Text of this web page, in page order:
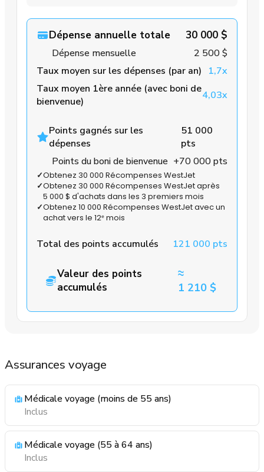
Dépense annuelle totale 30 000 $
Dépense mensuelle
2 500 $
Taux moyen sur les dépenses (par an)
1,7x
Taux moyen 1ère année (avec boni de
bienvenue)
4,03x
Points gagnés sur les
dépenses
51 000
pts
Points du boni de bienvenue +70 000 pts
✓Obtenez 30 000 Récompenses WestJet
✓Obtenez 30 000 Récompenses WestJet après
5 000 $ d'achats dans les 3 premiers mois
✓Obtenez 10 000 Récompenses WestJet avec un
achat vers le 12ᵉ mois
Total des points accumulés 121 000 pts
Valeur des points
accumulés
≈
1 210 $
Assurances voyage
Médicale voyage (moins de 55 ans)
Inclus
Médicale voyage (55 à 64 ans)
Inclus